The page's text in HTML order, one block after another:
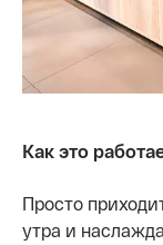
Как это
Просто
утра и